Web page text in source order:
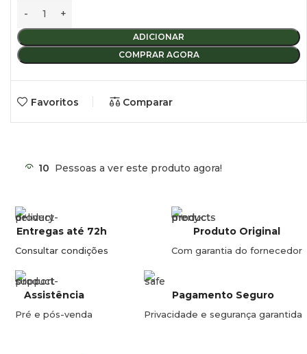
Características técnicas
4 peças.
1 peça equipada com passa-cabos.
Dimensões: 18x11x5 cm (L x C x A).
Resistência por peça: 7 kg.
ADICIONAR
COMPRAR AGORA
Favoritos Comparar
10 Pessoas a ver este produto agora!
Entregas até 72h
Consultar condições
Produto Original
Com garantia do fornecedor
Assistência
Pré e pós-venda
Pagamento Seguro
Privacidade e segurança garantida